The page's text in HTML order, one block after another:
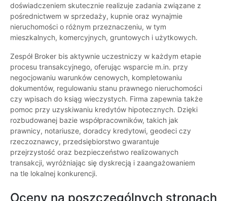
doświadczeniem skutecznie realizuje zadania związane z
pośrednictwem w sprzedaży, kupnie oraz wynajmie
nieruchomości o różnym przeznaczeniu, w tym
mieszkalnych, komercyjnych, gruntowych i użytkowych.
Zespół Broker bis aktywnie uczestniczy w każdym etapie
procesu transakcyjnego, oferując wsparcie m.in. przy
negocjowaniu warunków cenowych, kompletowaniu
dokumentów, regulowaniu stanu prawnego nieruchomości
czy wpisach do ksiąg wieczystych. Firma zapewnia także
pomoc przy uzyskiwaniu kredytów hipotecznych. Dzięki
rozbudowanej bazie współpracowników, takich jak
prawnicy, notariusze, doradcy kredytowi, geodeci czy
rzeczoznawcy, przedsiębiorstwo gwarantuje
przejrzystość oraz bezpieczeństwo realizowanych
transakcji, wyróżniając się dyskrecją i zaangażowaniem
na tle lokalnej konkurencji.
Oceny na poszczególnych stronach